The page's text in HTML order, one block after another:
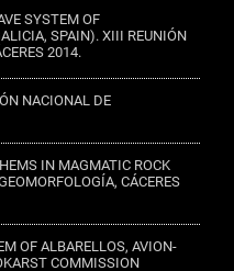
SYSTEM OF
SPAIN). XIII REUNIÓN
2014.
NACIONAL DE
IN MAGMATIC ROCK
CÁCERES
OF ALBARELLOS, AVION-
COMMISSION